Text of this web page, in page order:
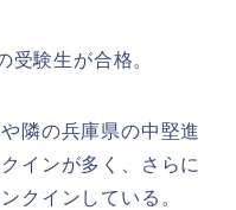
験生が合格。
隣の兵庫県の中堅進
インが多く、さらに
クインしている。